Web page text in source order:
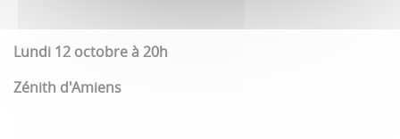
Lundi 12 octobre à 20h
Zénith d'Amiens